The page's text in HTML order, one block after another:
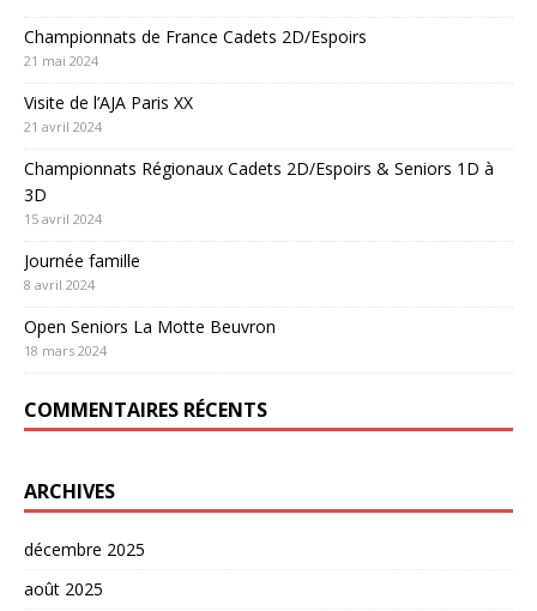
Championnats de France Cadets 2D/Espoirs
21 mai 2024
Visite de l’AJA Paris XX
21 avril 2024
Championnats Régionaux Cadets 2D/Espoirs & Seniors 1D à
3D
15 avril 2024
Journée famille
8 avril 2024
Open Seniors La Motte Beuvron
18 mars 2024
COMMENTAIRES RÉCENTS
ARCHIVES
décembre 2025
août 2025